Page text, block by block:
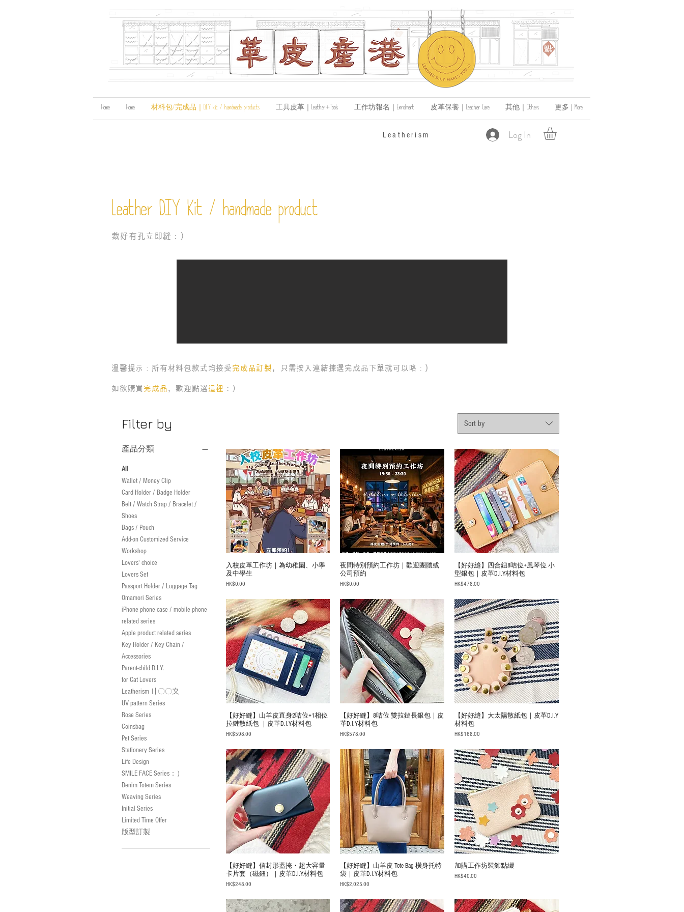
Home Home 材料包/完成品｜DIY kit / handmade products 工具皮革｜Leather+Tools 工作坊報名｜Enrolment 皮革保養｜Leather Care 其他｜Others 更多 | More
Log In
​Leatherism
Leather DIY Kit / handmade product
裁好有孔立即縫：）
溫馨提示：所有材料包款式均接受 完成品訂製，只需按入連結揀選完成品下單就可以咯：)
如欲購買 完成品，歡迎點選這裡 ：）
Filter by
產品分類
All
Wallet / Money Clip
Card Holder / Badge Holder
Belt / Watch Strap / Bracelet /
Shoes
Bags / Pouch
Add-on Customized Service
Workshop
Lovers' choice
Lovers Set
Passport Holder / Luggage Tag
Omamori Series
iPhone phone case / mobile phone
related series
Apple product related series
Key Holder / Key Chain /
Accessories
Parent-child D.I.Y.
for Cat Lovers
Leatherism 〢〇〇〩
UV pattern Series
Rose Series
Coinsbag
Pet Series
Stationery Series
Life Design
SMILE FACE Series：）
Denim Totem Series
Weaving Series
Initial Series
Limited Time Offer
版型訂製
Sort by
入校皮革工作坊｜為幼稚園、小學
及中學生
Price
HK$0.00
夜間特別預約工作坊｜歡迎團體或
公司預約
Price
HK$0.00
【好好縫】四合鈕8咭位+風琴位 小
型銀包｜皮革D.I.Y材料包
Price
HK$478.00
【好好縫】山羊皮直身2咭位+1相位
拉鏈散紙包 ｜皮革D.I.Y材料包
Price
HK$598.00
【好好縫】8咭位 雙拉鏈長銀包｜皮
革D.I.Y材料包
Price
HK$578.00
【好好縫】大太陽散紙包｜皮革D.I.Y
材料包
Price
HK$168.00
【好好縫】信封形蓋掩・超大容量
卡片套（磁鈕）｜皮革D.I.Y材料包
Price
HK$248.00
【好好縫】山羊皮 Tote Bag 橫身托特
袋｜皮革D.I.Y材料包
Price
HK$2,025.00
加購工作坊裝飾點綴
Price
HK$40.00